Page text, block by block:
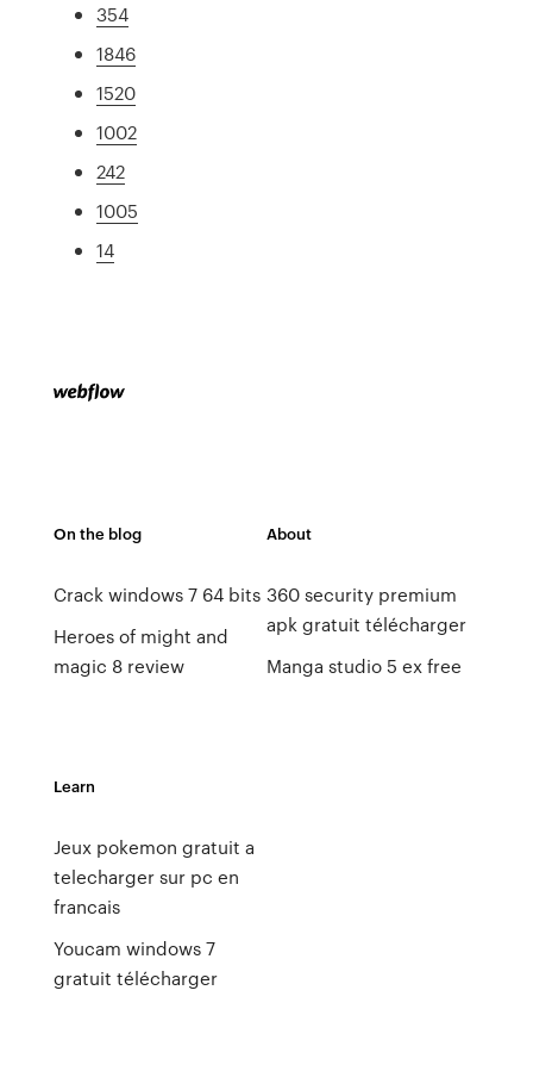
354
1846
1520
1002
242
1005
14
On the blog
Crack windows 7 64 bits
Heroes of might and
magic 8 review
About
360 security premium
apk gratuit télécharger
Manga studio 5 ex free
Learn
Jeux pokemon gratuit a
telecharger sur pc en
francais
Youcam windows 7
gratuit télécharger